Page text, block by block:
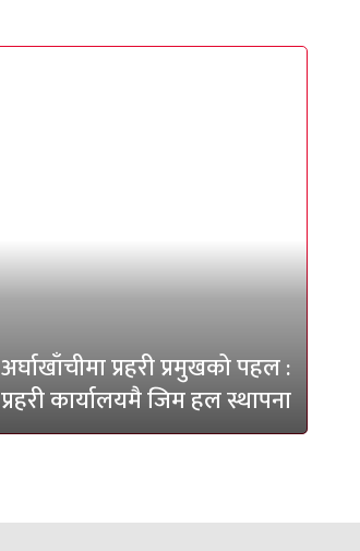
अर्घाखाँचीमा प्रहरी प्रमुखको पहल :
प्रहरी कार्यालयमै जिम हल स्थापना